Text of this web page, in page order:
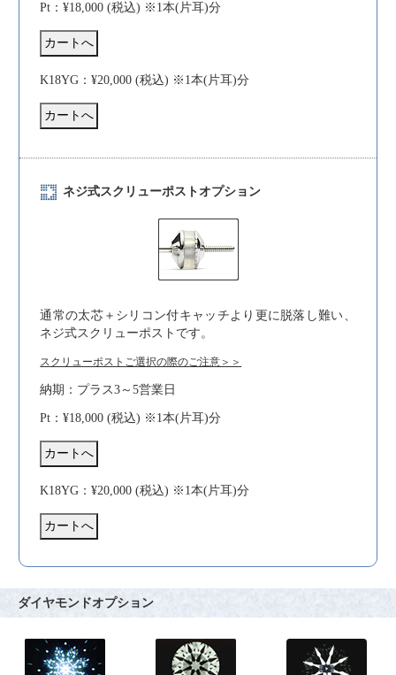
Pt：¥18,000 (税込) ※1本(片耳)分
K18YG：¥20,000 (税込) ※1本(片耳)分
ネジ式スクリューポストオプション
通常の太芯＋シリコン付キャッチより更に脱落し難い、
ネジ式スクリューポストです。
スクリューポストご選択の際のご注意＞＞
納期：プラス3～5営業日
Pt：¥18,000 (税込) ※1本(片耳)分
K18YG：¥20,000 (税込) ※1本(片耳)分
ダイヤモンドオプション